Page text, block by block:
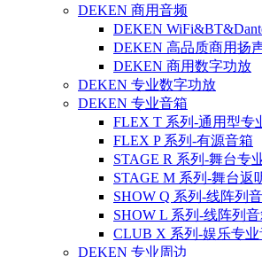
DEKEN 商用音频
DEKEN
DEKEN 高品质商用扬
DEKEN 商用数字功放
DEKEN 专业数字功放
DEKEN 专业音箱
FLEX T 系列-通用型专
FLEX P 系列-有源音箱
STAGE R 系列-舞台专
STAGE M 系列-舞台返
SHOW Q 系列-线阵列
SHOW L 系列-线阵列
CLUB X 系列-娱乐专业
DEKEN 专业周边